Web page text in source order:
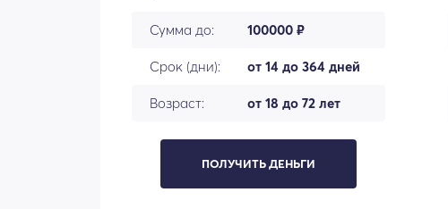
Сумма до: 100000 ₽
Срок (дни): от 14 до 364 дней
Возраст: от 18 до 72 лет
ПОЛУЧИТЬ ДЕНЬГИ